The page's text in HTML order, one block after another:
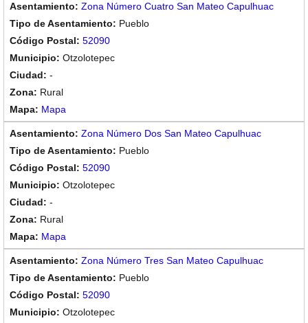
Zona Número Cuatro San Mateo Capulhuac
Pueblo
52090
Otzolotepec
-
Rural
Mapa
Zona Número Dos San Mateo Capulhuac
Pueblo
52090
Otzolotepec
-
Rural
Mapa
Zona Número Tres San Mateo Capulhuac
Pueblo
52090
Otzolotepec